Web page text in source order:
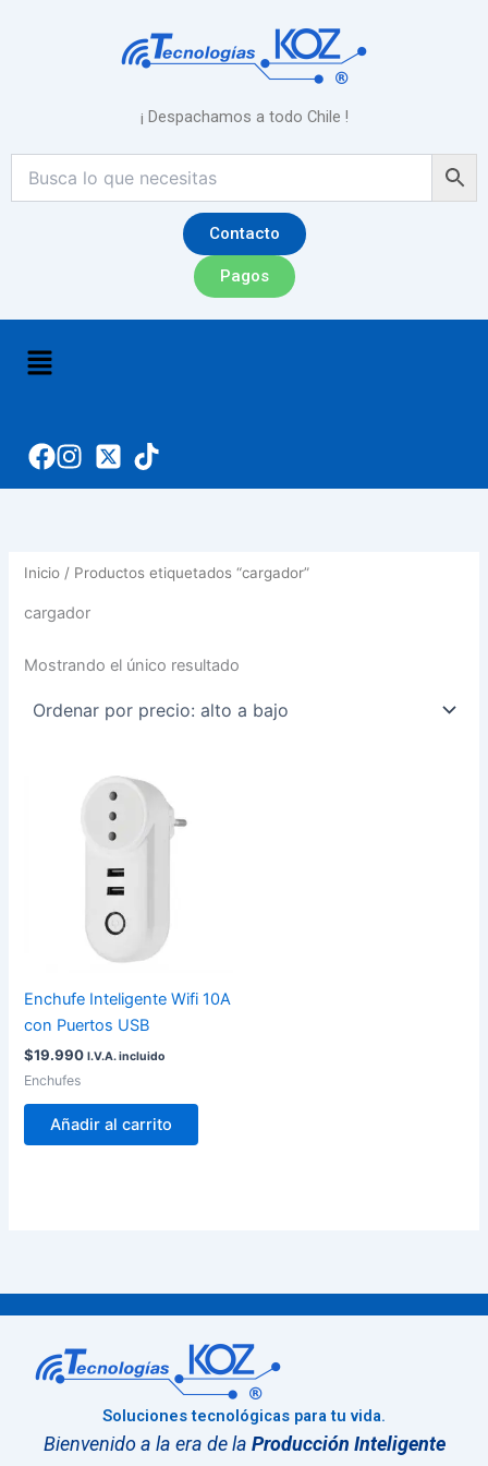
¡ Despachamos a todo Chile !
Contacto
Pagos
Menú
Inicio / Productos etiquetados “cargador”
cargador
Mostrando el único resultado
Enchufe Inteligente Wifi 10A
con Puertos USB
$19.990 I.V.A. incluido
Enchufes
Añadir al carrito
Soluciones tecnológicas para tu vida.
Bienvenido a la era de la Producción Inteligente